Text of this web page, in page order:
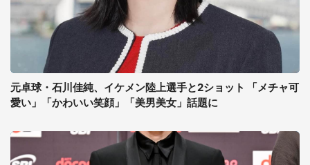
元卓球・石川佳純、イケメン陸上選手と2ショット 「メチャ可
愛い」「かわいい笑顔」「美男美女」話題に